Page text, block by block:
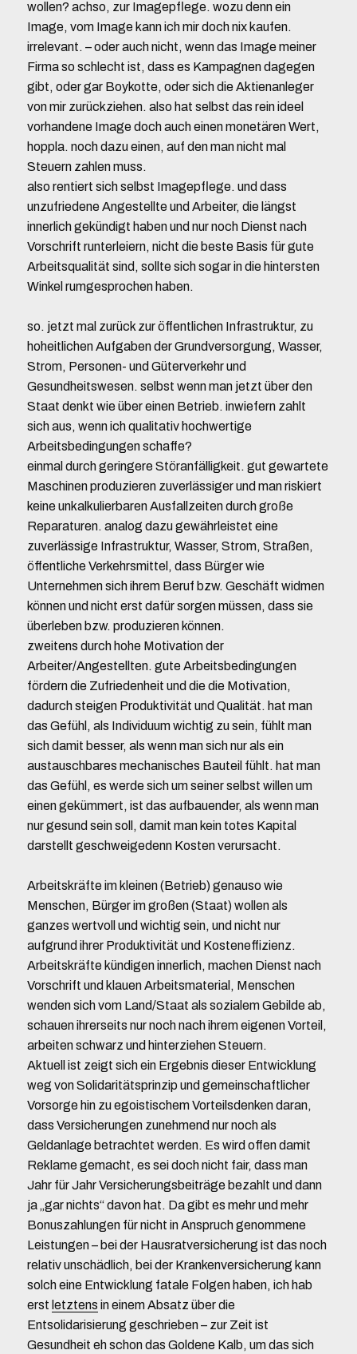
wollen? achso, zur Imagepflege. wozu denn ein
Image, vom Image kann ich mir doch nix kaufen.
irrelevant. – oder auch nicht, wenn das Image meiner
Firma so schlecht ist, dass es Kampagnen dagegen
gibt, oder gar Boykotte, oder sich die Aktienanleger
von mir zurückziehen. also hat selbst das rein ideel
vorhandene Image doch auch einen monetären Wert,
hoppla. noch dazu einen, auf den man nicht mal
Steuern zahlen muss.
also rentiert sich selbst Imagepflege. und dass
unzufriedene Angestellte und Arbeiter, die längst
innerlich gekündigt haben und nur noch Dienst nach
Vorschrift runterleiern, nicht die beste Basis für gute
Arbeitsqualität sind, sollte sich sogar in die hintersten
Winkel rumgesprochen haben.
so. jetzt mal zurück zur öffentlichen Infrastruktur, zu
hoheitlichen Aufgaben der Grundversorgung, Wasser,
Strom, Personen- und Güterverkehr und
Gesundheitswesen. selbst wenn man jetzt über den
Staat denkt wie über einen Betrieb. inwiefern zahlt
sich aus, wenn ich qualitativ hochwertige
Arbeitsbedingungen schaffe?
einmal durch geringere Störanfälligkeit. gut gewartete
Maschinen produzieren zuverlässiger und man riskiert
keine unkalkulierbaren Ausfallzeiten durch große
Reparaturen. analog dazu gewährleistet eine
zuverlässige Infrastruktur, Wasser, Strom, Straßen,
öffentliche Verkehrsmittel, dass Bürger wie
Unternehmen sich ihrem Beruf bzw. Geschäft widmen
können und nicht erst dafür sorgen müssen, dass sie
überleben bzw. produzieren können.
zweitens durch hohe Motivation der
Arbeiter/Angestellten. gute Arbeitsbedingungen
fördern die Zufriedenheit und die die Motivation,
dadurch steigen Produktivität und Qualität. hat man
das Gefühl, als Individuum wichtig zu sein, fühlt man
sich damit besser, als wenn man sich nur als ein
austauschbares mechanisches Bauteil fühlt. hat man
das Gefühl, es werde sich um seiner selbst willen um
einen gekümmert, ist das aufbauender, als wenn man
nur gesund sein soll, damit man kein totes Kapital
darstellt geschweigedenn Kosten verursacht.
Arbeitskräfte im kleinen (Betrieb) genauso wie
Menschen, Bürger im großen (Staat) wollen als
ganzes wertvoll und wichtig sein, und nicht nur
aufgrund ihrer Produktivität und Kosteneffizienz.
Arbeitskräfte kündigen innerlich, machen Dienst nach
Vorschrift und klauen Arbeitsmaterial, Menschen
wenden sich vom Land/Staat als sozialem Gebilde ab,
schauen ihrerseits nur noch nach ihrem eigenen Vorteil,
arbeiten schwarz und hinterziehen Steuern.
Aktuell ist zeigt sich ein Ergebnis dieser Entwicklung
weg von Solidaritätsprinzip und gemeinschaftlicher
Vorsorge hin zu egoistischem Vorteilsdenken daran,
dass Versicherungen zunehmend nur noch als
Geldanlage betrachtet werden. Es wird offen damit
Reklame gemacht, es sei doch nicht fair, dass man
Jahr für Jahr Versicherungsbeiträge bezahlt und dann
ja „gar nichts“ davon hat. Da gibt es mehr und mehr
Bonuszahlungen für nicht in Anspruch genommene
Leistungen – bei der Hausratversicherung ist das noch
relativ unschädlich, bei der Krankenversicherung kann
solch eine Entwicklung fatale Folgen haben, ich hab
erst letztens in einem Absatz über die
Entsolidarisierung geschrieben – zur Zeit ist
Gesundheit eh schon das Goldene Kalb, um das sich